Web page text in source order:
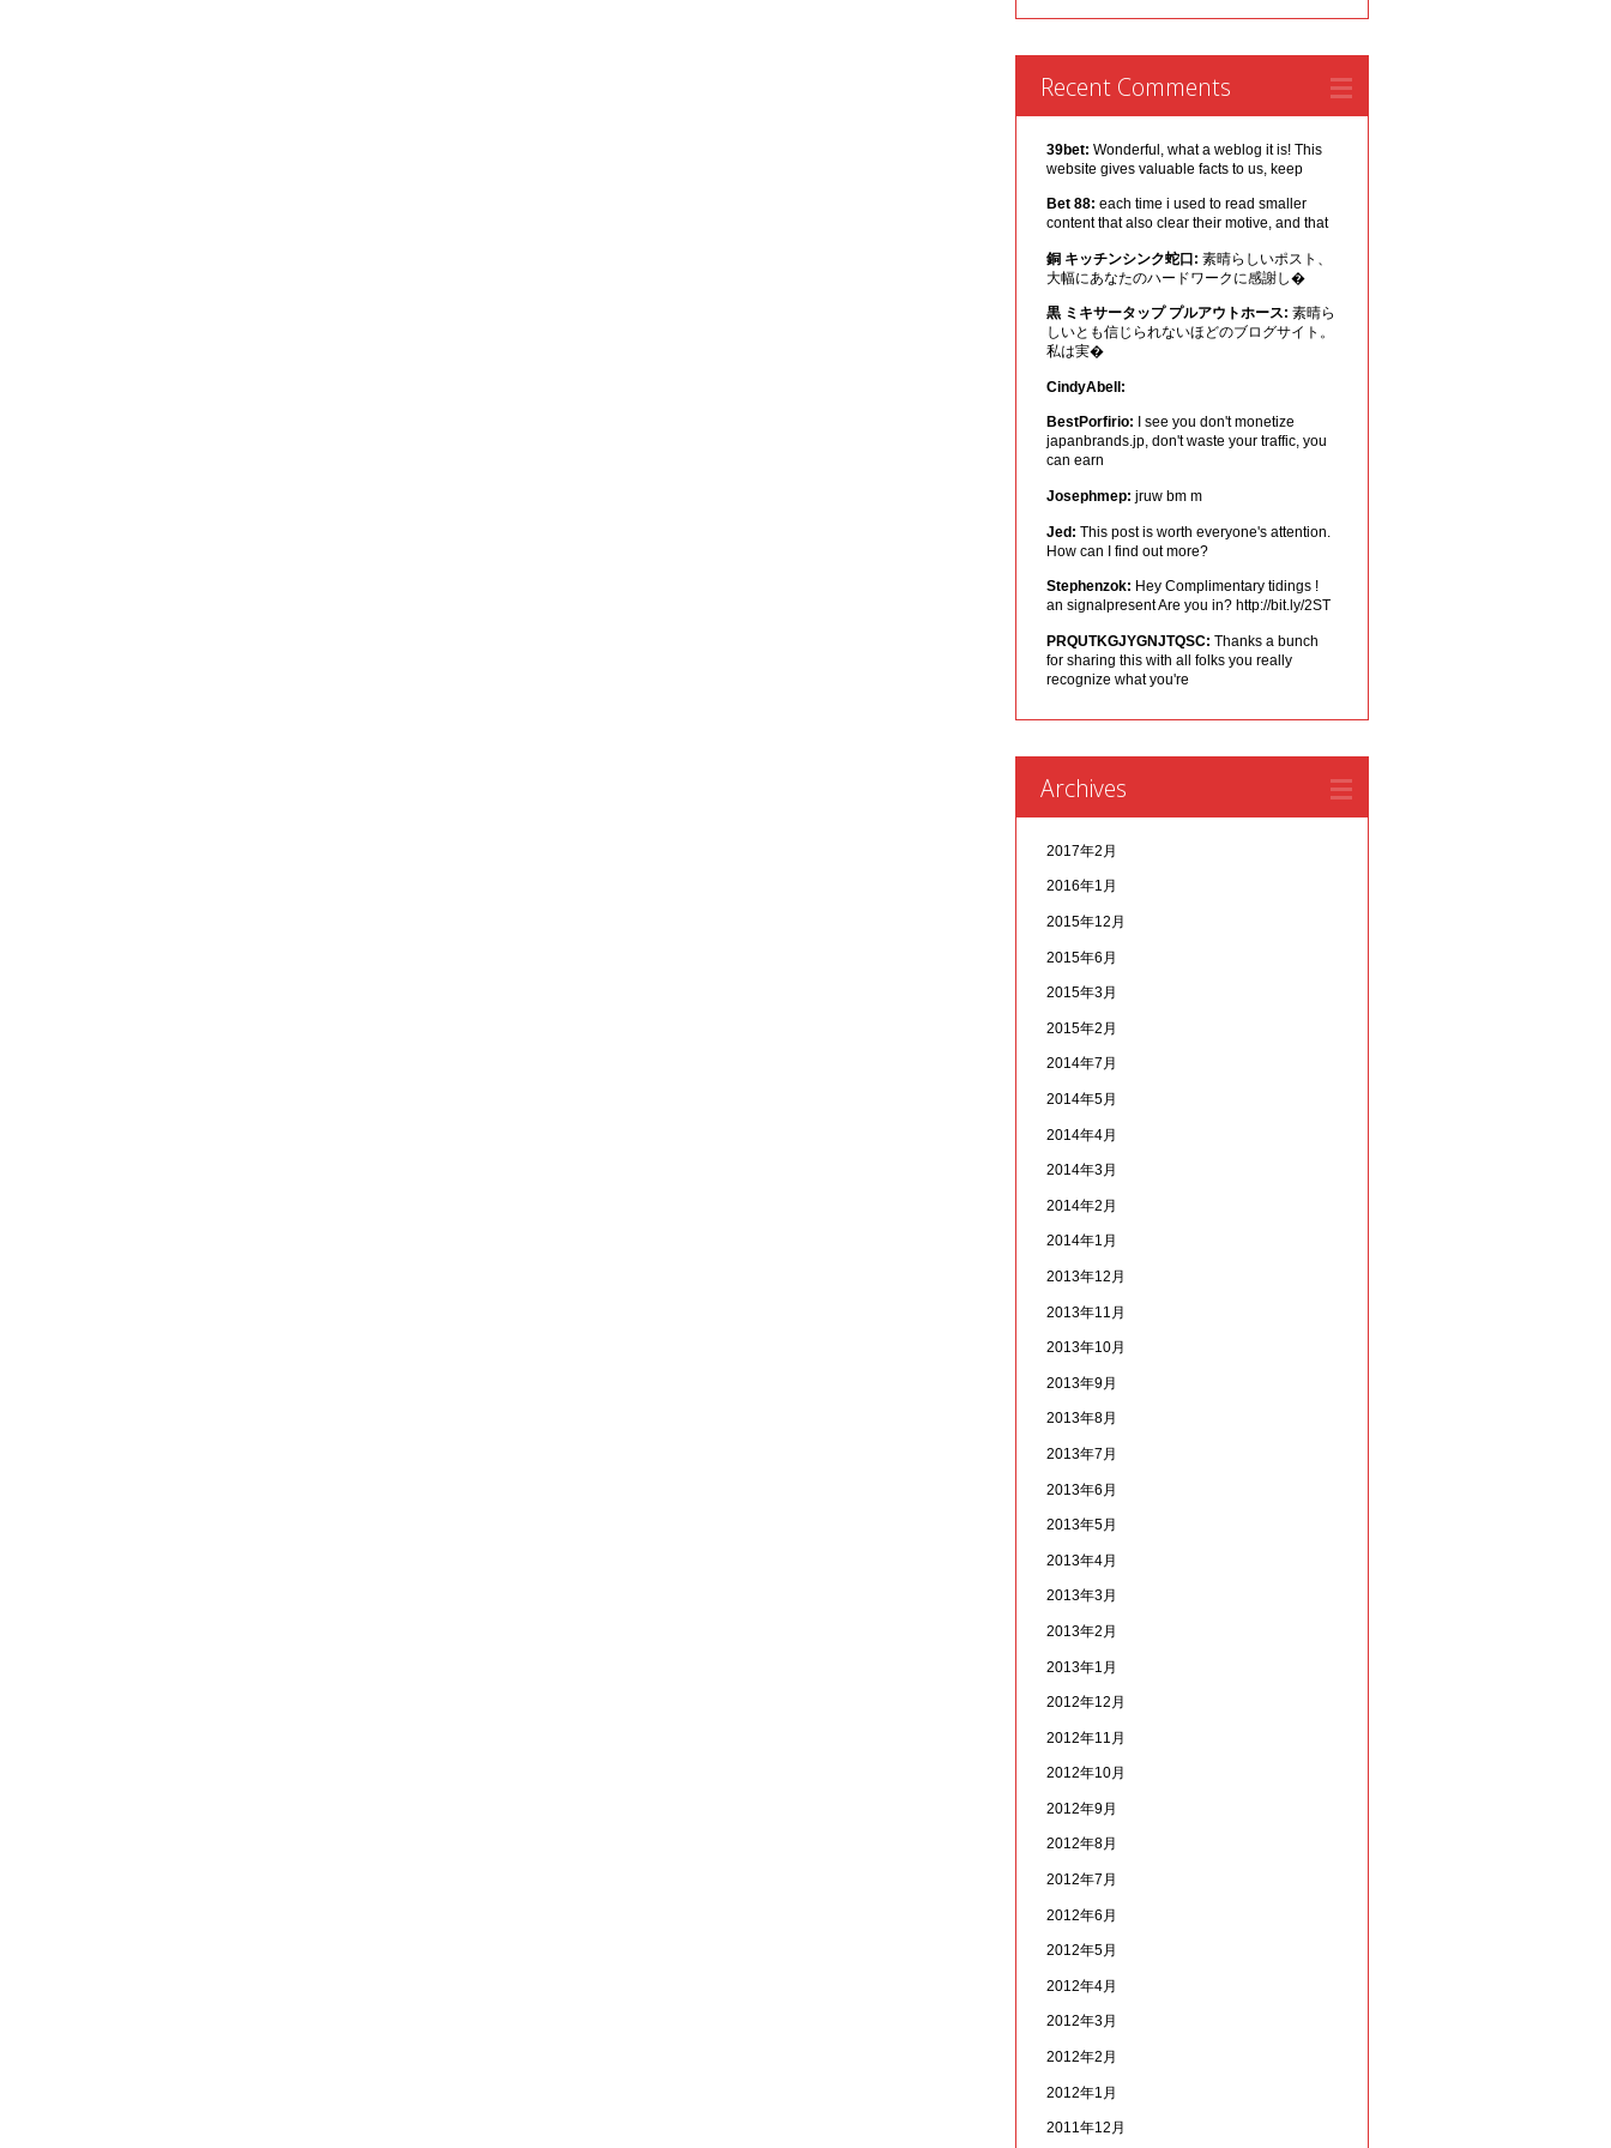
Recent Comments
39bet: Wonderful, what a weblog it is! This
website gives valuable facts to us, keep
Bet 88: each time i used to read smaller
content that also clear their motive, and that
銅 キッチンシンク蛇口: 素晴らしいポスト、
大幅にあなたのハードワークに感謝し�
黒 ミキサータップ プルアウトホース: 素晴ら
しいとも信じられないほどのブログサイト。
私は実�
CindyAbell:
BestPorfirio: I see you don't monetize
japanbrands.jp, don't waste your traffic, you
can earn
Josephmep: jruw bm m
Jed: This post is worth everyone's attention.
How can I find out more?
Stephenzok: Hey Complimentary tidings !
an signalpresent Are you in? http://bit.ly/2ST
PRQUTKGJYGNJTQSC: Thanks a bunch
for sharing this with all folks you really
recognize what you're
Archives
2017年2月
2016年1月
2015年12月
2015年6月
2015年3月
2015年2月
2014年7月
2014年5月
2014年4月
2014年3月
2014年2月
2014年1月
2013年12月
2013年11月
2013年10月
2013年9月
2013年8月
2013年7月
2013年6月
2013年5月
2013年4月
2013年3月
2013年2月
2013年1月
2012年12月
2012年11月
2012年10月
2012年9月
2012年8月
2012年7月
2012年6月
2012年5月
2012年4月
2012年3月
2012年2月
2012年1月
2011年12月